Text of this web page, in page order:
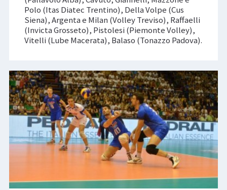
Polo (Itas Diatec Trentino), Della Volpe (Cus
Siena), Argenta e Milan (Volley Treviso), Raffaelli
(Invicta Grosseto), Pistolesi (Piemonte Volley),
Vitelli (Lube Macerata), Balaso (Tonazzo Padova).